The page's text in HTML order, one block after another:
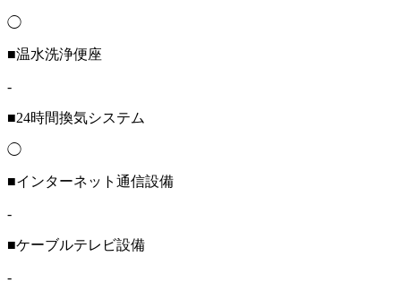
◯
■温水洗浄便座
-
■24時間換気システム
◯
■インターネット通信設備
-
■ケーブルテレビ設備
-